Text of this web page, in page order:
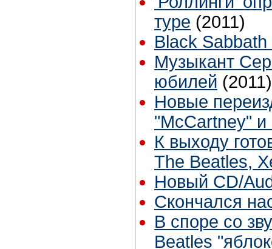
туре (2011)
Black
Музыкант
юбилей (2011)
Новые
"McCartney"
К выходу
The Beatles,
Новый CD/
Скончался
В споре со
Beatles